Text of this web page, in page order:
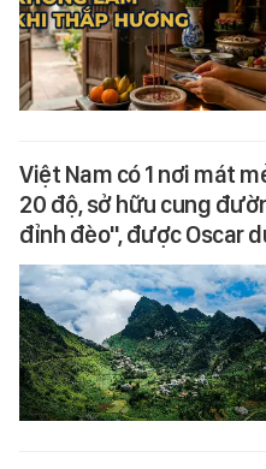
Việt Nam có 1 nơi mát
20 độ, sở hữu cung
đỉnh đèo", được Oscar